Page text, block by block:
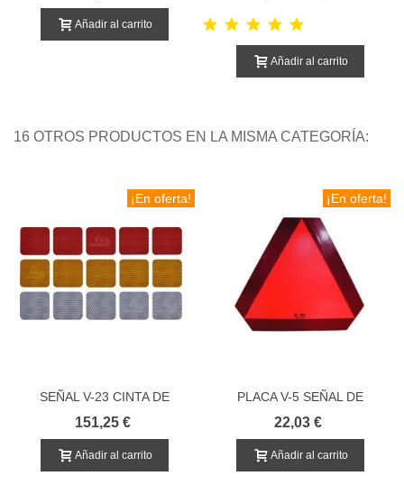
Añadir al carrito
Añadir al carrito
16 OTROS PRODUCTOS EN LA MISMA CATEGORÍA:
¡En oferta!
SEÑAL V-23 CINTA DE
CONTORNO DISCONTINUA
151,25 €
Añadir al carrito
¡En oferta!
PLACA V-5 SEÑAL DE
VEHICULOS LENTOS
22,03 €
Añadir al carrito